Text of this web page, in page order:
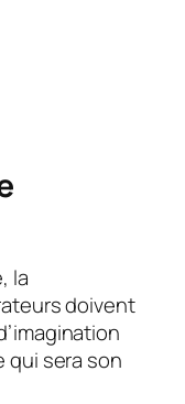
la
doivent
qui sera son